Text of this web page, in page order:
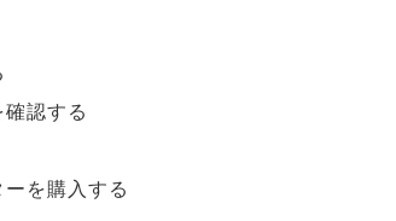
認する
を購入する